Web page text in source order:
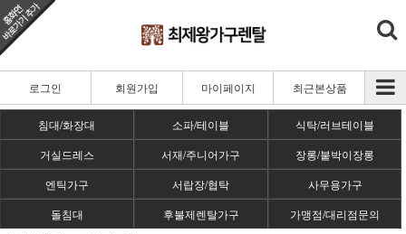
로그인 회원가입 마이페이지 최근본상품
침대/화장대 소파/테이블
식탁/러브테이블
거실드레스
서재/주니어가구
장롱/붙박이장롱
엔틱가구
서랍장/협탁
사무용가구
돌침대
후불제렌탈가구
가맹점/대리점문의